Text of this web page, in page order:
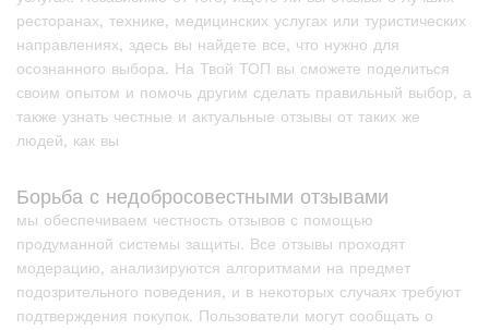
ресторанах, технике, медицинских услугах или туристических
направлениях, здесь вы найдете все, что нужно для
осознанного выбора. На Твой ТОП вы сможете поделиться
своим опытом и помочь другим сделать правильный выбор, а
также узнать честные и актуальные отзывы от таких же
людей, как вы
Борьба с недобросовестными отзывами
мы обеспечиваем честность отзывов с помощью
продуманной системы защиты. Все отзывы проходят
модерацию, анализируются алгоритмами на предмет
подозрительного поведения, и в некоторых случаях требуют
подтверждения покупок. Пользователи могут сообщать о